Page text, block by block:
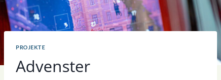
PROJEKTE
Advenster